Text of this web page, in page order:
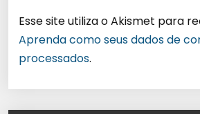
Esse site utiliza o Akismet para
Aprenda como seus dados de
processados.